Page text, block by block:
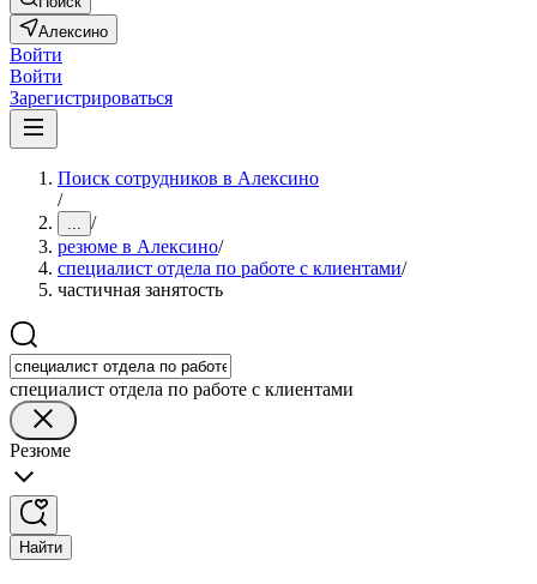
Алексино
Войти
Войти
Зарегистрироваться
Поиск сотрудников в Алексино
/
... /
резюме в Алексино/
специалист отдела по работе с клиентами/
частичная занятость
специалист отдела по работе с клиентами
Резюме
Найти